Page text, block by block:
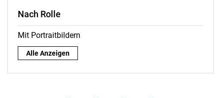
Nach Rolle
Mit Portraitbildern
Nach Rolle:
Alle Anzeigen